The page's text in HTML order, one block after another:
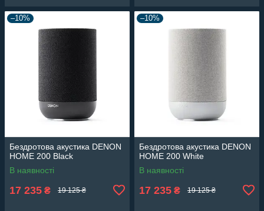
–10%
Бездротова акустика DENON
HOME 200 Black
В наявності
17 235 ₴ 19 125 ₴
–10%
Бездротова акустика DENON
HOME 200 White
В наявності
17 235 ₴ 19 125 ₴